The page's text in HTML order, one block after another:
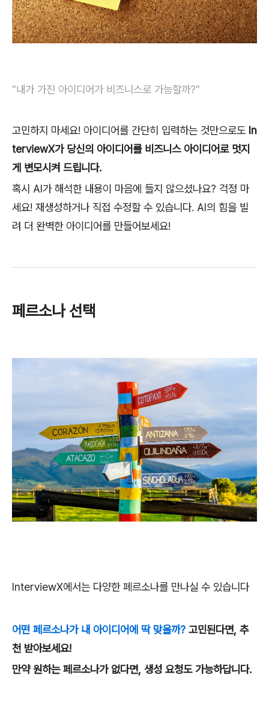
"내가 가진 아이디어가 비즈니스로 가능할까?"
고민하지 마세요! 아이디어를 간단히 입력하는 것만으로도 In
terviewX가 당신의 아이디어를 비즈니스 아이디어로 멋지
게 변모시켜 드립니다.
혹시 AI가 해석한 내용이 마음에 들지 않으셨나요? 걱정 마
세요! 재생성하거나 직접 수정할 수 있습니다. AI의 힘을 빌
려 더 완벽한 아이디어를 만들어보세요!
페르소나 선택
InterviewX에서는 다양한 페르소나를 만나실 수 있습니다
어떤 페르소나가 내 아이디어에 딱 맞을까? 고민된다면, 추
천 받아보세요!
만약 원하는 페르소나가 없다면, 생성 요청도 가능하답니다.